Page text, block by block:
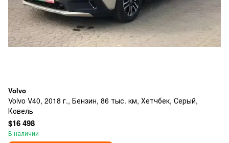
Volvo
Volvo V40, 2018 г., Бензин, 86 тыс. км, Хетчбек, Серый,
Ковель
$16 498
В наличии